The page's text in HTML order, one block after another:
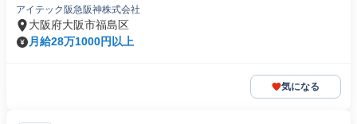
ネージャー
アイテック阪急阪神株式会社
大阪府大阪市福島区
月給28万1000円以上
気になる